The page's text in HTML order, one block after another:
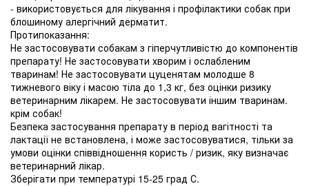
- використовується для лікування і профілактики собак при
блошиному алергічний дерматит.
Протипоказання:
Не застосовувати собакам з гіперчутливістю до компонентів
препарату! Не застосовувати хворим і ослабленим
тваринам! Не застосовувати цуценятам молодше 8
тижневого віку і масою тіла до 1,3 кг, без оцінки ризику
ветеринарним лікарем. Не застосовувати іншим тваринам.
крім собак!
Безпека застосування препарату в період вагітності та
лактації не встановлена, і може застосовуватися, тільки за
умови оцінки співвідношення користь / ризик, яку визначає
ветеринарний лікар.
Зберігати при температурі 15-25 град С.